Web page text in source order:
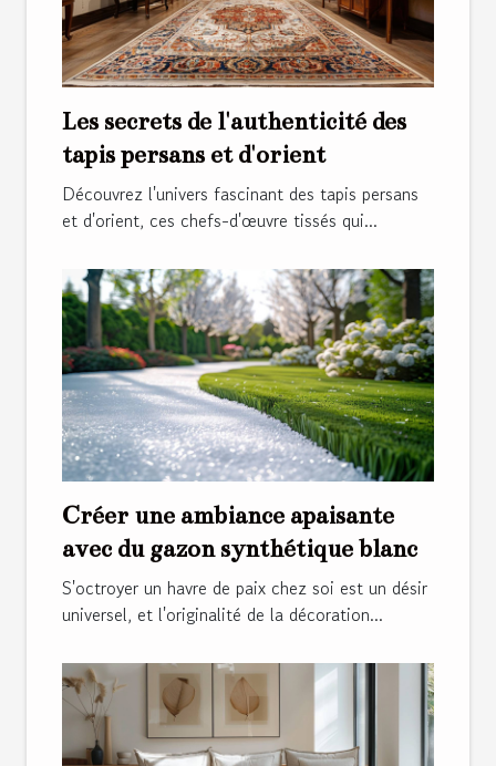
Les secrets de l'authenticité des
tapis persans et d'orient
Découvrez l'univers fascinant des tapis persans
et d'orient, ces chefs-d'œuvre tissés qui...
Créer une ambiance apaisante
avec du gazon synthétique blanc
S'octroyer un havre de paix chez soi est un désir
universel, et l'originalité de la décoration...